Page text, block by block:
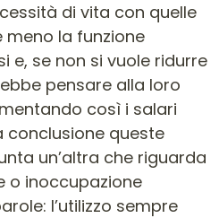
di vita con quelle
meno la funzione
e, se non si vuole ridurre
pensare alla loro
così i salari
conclusione queste
un’altra che riguarda
o inoccupazione
l’utilizzo sempre